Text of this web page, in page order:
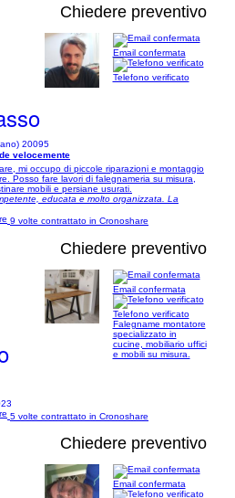
Chiedere preventivo
20095
Email confermata
Telefono verificato
velocemente
mi occupo di piccole riparazioni e montaggio
Posso fare lavori di falegnameria su misura,
mobili e persiane usurati.
educata e molto organizzata. La
9 volte contrattato in Cronoshare
Chiedere preventivo
Email confermata
Telefono verificato
Falegname montatore
specializzato in
cucine, mobiliario uffici
e mobili su misura.
5 volte contrattato in Cronoshare
Chiedere preventivo
Email confermata